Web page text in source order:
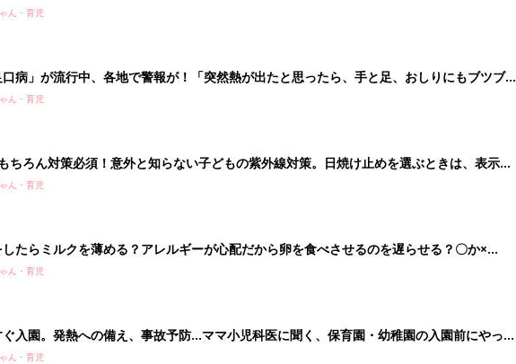
児科医】
ん・育児
口病」が流行中、各地で警報が！「突然熱が出たと思ったら、手と足、おしりにもブツブツ
子どもから親にうつることも。予防策は？【小児科医】
ん・育児
ちろん対策必須！意外と知らない子どもの紫外線対策。日焼け止めを選ぶときは、表示の
ェックして【小児科医】
ん・育児
たらミルクを薄める？アレルギーが心配だから卵を食べさせるのを遅らせる？〇か×
児の常識・非常識は変化している【小児科医】
ん・育児
ぐ入園。発熱への備え、事故予防…ママ小児科医に聞く、保育園・幼稚園の入園前にやって
５つのこと
ん・育児